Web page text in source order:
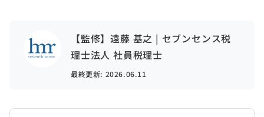
【監修】遠藤 基之 | セブンセンス税
理士法人 社員税理士
最終更新: 2026.06.11